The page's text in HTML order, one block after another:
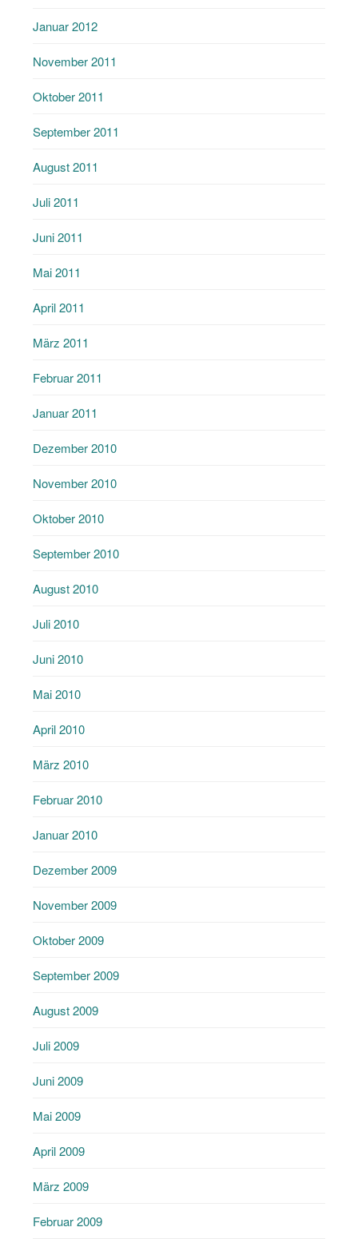
Januar 2012
November 2011
Oktober 2011
September 2011
August 2011
Juli 2011
Juni 2011
Mai 2011
April 2011
März 2011
Februar 2011
Januar 2011
Dezember 2010
November 2010
Oktober 2010
September 2010
August 2010
Juli 2010
Juni 2010
Mai 2010
April 2010
März 2010
Februar 2010
Januar 2010
Dezember 2009
November 2009
Oktober 2009
September 2009
August 2009
Juli 2009
Juni 2009
Mai 2009
April 2009
März 2009
Februar 2009